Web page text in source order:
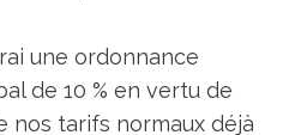
une ordonnance
de 10 % en vertu de
nos tarifs normaux déjà